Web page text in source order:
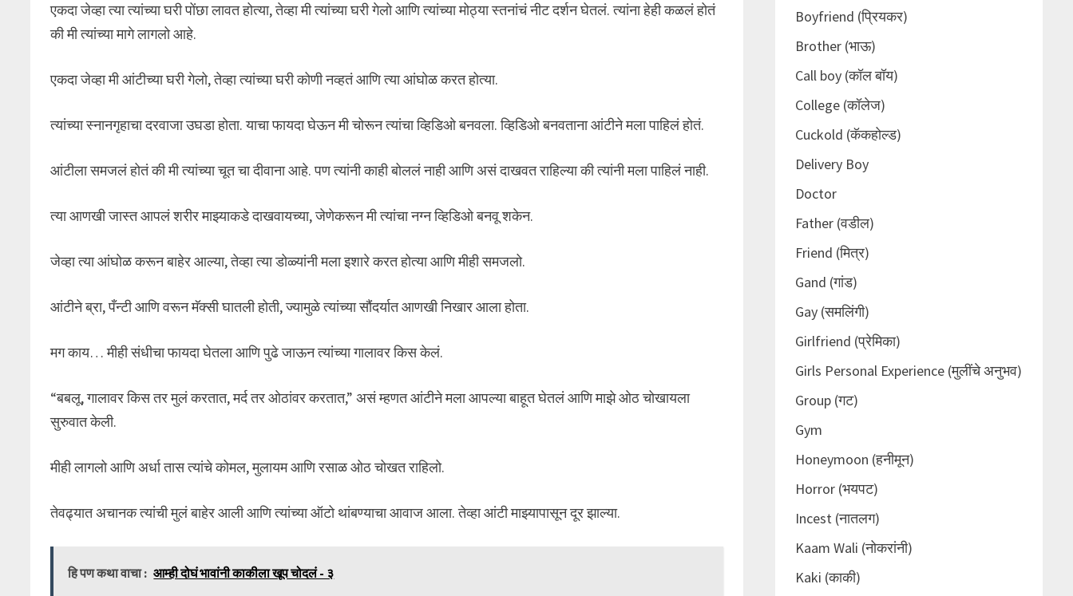
एकदा जेव्हा त्या त्यांच्या घरी पोंछा लावत होत्या, तेव्हा मी त्यांच्या घरी गेलो आणि त्यांच्या मोठ्या स्तनांचं नीट दर्शन घेतलं. त्यांना हेही कळलं होतं
की मी त्यांच्या मागे लागलो आहे.
एकदा जेव्हा मी आंटीच्या घरी गेलो, तेव्हा त्यांच्या घरी कोणी नव्हतं आणि त्या आंघोळ करत होत्या.
त्यांच्या स्नानगृहाचा दरवाजा उघडा होता. याचा फायदा घेऊन मी चोरून त्यांचा व्हिडिओ बनवला. व्हिडिओ बनवताना आंटीने मला पाहिलं होतं.
आंटीला समजलं होतं की मी त्यांच्या चूत चा दीवाना आहे. पण त्यांनी काही बोललं नाही आणि असं दाखवत राहिल्या की त्यांनी मला पाहिलं नाही.
त्या आणखी जास्त आपलं शरीर माझ्याकडे दाखवायच्या, जेणेकरून मी त्यांचा नग्न व्हिडिओ बनवू शकेन.
जेव्हा त्या आंघोळ करून बाहेर आल्या, तेव्हा त्या डोळ्यांनी मला इशारे करत होत्या आणि मीही समजलो.
आंटीने ब्रा, पँन्टी आणि वरून मॅक्सी घातली होती, ज्यामुळे त्यांच्या सौंदर्यात आणखी निखार आला होता.
मग काय… मीही संधीचा फायदा घेतला आणि पुढे जाऊन त्यांच्या गालावर किस केलं.
“बबलू, गालावर किस तर मुलं करतात, मर्द तर ओठांवर करतात,” असं म्हणत आंटीने मला आपल्या बाहूत घेतलं आणि माझे ओठ चोखायला
सुरुवात केली.
मीही लागलो आणि अर्धा तास त्यांचे कोमल, मुलायम आणि रसाळ ओठ चोखत राहिलो.
तेवढ्यात अचानक त्यांची मुलं बाहेर आली आणि त्यांच्या ऑटो थांबण्याचा आवाज आला. तेव्हा आंटी माझ्यापासून दूर झाल्या.
हि पण कथा वाचा : आम्ही दोघं भावांनी काकीला खूप चोदलं - ३
Boyfriend (प्रियकर)
Brother (भाऊ)
Call boy (कॉल बॉय)
College (कॉलेज)
Cuckold (कॅकहोल्ड)
Delivery Boy
Doctor
Father (वडील)
Friend (मित्र)
Gand (गांड)
Gay (समलिंगी)
Girlfriend (प्रेमिका)
Girls Personal Experience (मुलींचे अनुभव)
Group (गट)
Gym
Honeymoon (हनीमून)
Horror (भयपट)
Incest (नातलग)
Kaam Wali (नोकरांनी)
Kaki (काकी)